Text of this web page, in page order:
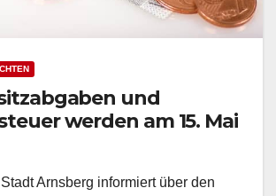
und
werden am 15. Mai
Arnsberg informiert über den